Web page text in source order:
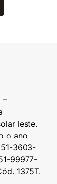
–
leste.
o ano
3603-
99977-
1375T.